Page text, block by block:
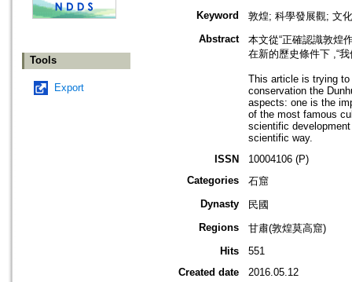
Tools
Export
Keyword
敦煌; 科學發展觀; 文
Abstract
本文從“正確認識敦煌
在新的歷史條件下 ,“
This article is trying
conservation the
aspects: one is the
of the most famous
scientific
scientific way.
ISSN
10004106 (P)
Categories
石窟
Dynasty
民國
Regions
甘肅(敦煌莫高窟)
Hits
551
Created date
2016.05.12